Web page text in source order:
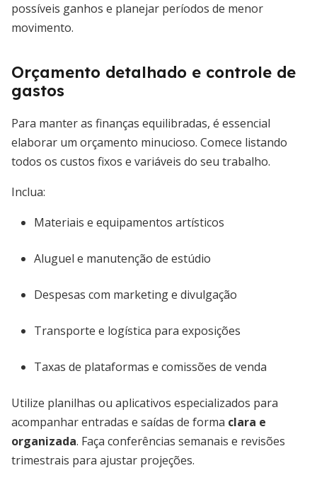
possíveis ganhos e planejar períodos de menor
movimento.
Orçamento detalhado e controle de
gastos
Para manter as finanças equilibradas, é essencial
elaborar um orçamento minucioso. Comece listando
todos os custos fixos e variáveis do seu trabalho.
Inclua:
Materiais e equipamentos artísticos
Aluguel e manutenção de estúdio
Despesas com marketing e divulgação
Transporte e logística para exposições
Taxas de plataformas e comissões de venda
Utilize planilhas ou aplicativos especializados para
acompanhar entradas e saídas de forma clara e
organizada. Faça conferências semanais e revisões
trimestrais para ajustar projeções.